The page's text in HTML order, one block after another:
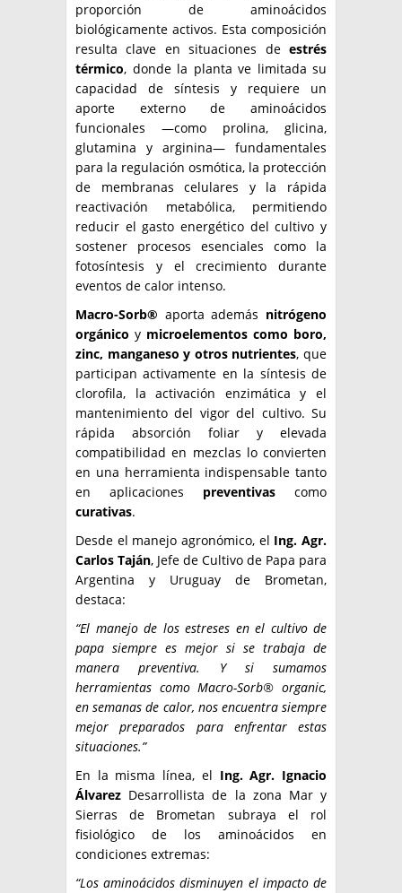
proporción de aminoácidos
biológicamente activos. Esta composición
resulta clave en situaciones de estrés
térmico, donde la planta ve limitada su
capacidad de síntesis y requiere un
aporte externo de aminoácidos
funcionales —como prolina, glicina,
glutamina y arginina— fundamentales
para la regulación osmótica, la protección
de membranas celulares y la rápida
reactivación metabólica, permitiendo
reducir el gasto energético del cultivo y
sostener procesos esenciales como la
fotosíntesis y el crecimiento durante
eventos de calor intenso.
Macro-Sorb® aporta además nitrógeno
orgánico y microelementos como boro,
zinc, manganeso y otros nutrientes, que
participan activamente en la síntesis de
clorofila, la activación enzimática y el
mantenimiento del vigor del cultivo. Su
rápida absorción foliar y elevada
compatibilidad en mezclas lo convierten
en una herramienta indispensable tanto
en aplicaciones preventivas como
curativas.
Desde el manejo agronómico, el Ing. Agr.
Carlos Taján, Jefe de Cultivo de Papa para
Argentina y Uruguay de Brometan,
destaca:
“El manejo de los estreses en el cultivo de
papa siempre es mejor si se trabaja de
manera preventiva. Y si sumamos
herramientas como Macro-Sorb® organic,
en semanas de calor, nos encuentra siempre
mejor preparados para enfrentar estas
situaciones.”
En la misma línea, el Ing. Agr. Ignacio
Álvarez Desarrollista de la zona Mar y
Sierras de Brometan subraya el rol
fisiológico de los aminoácidos en
condiciones extremas:
“Los aminoácidos disminuyen el impacto de